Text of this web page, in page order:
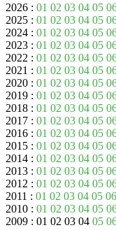
2026 : 01 02 03 04 05
2025 : 01 02 03 04 05
2024 : 01 02 03 04 05
2023 : 01 02 03 04 05
2022 : 01 02 03 04 05
2021 : 01 02 03 04 05
2020 : 01 02 03 04 05
2019 : 01 02 03 04 05
2018 : 01 02 03 04 05
2017 : 01 02 03 04 05
2016 : 01 02 03 04 05
2015 : 01 02 03 04 05
2014 : 01 02 03 04 05
2013 : 01 02 03 04 05
2012 : 01 02 03 04 05
2011 : 01 02 03 04 05 06
2010 : 01 02 03 04 05
2009 : 01 02 03 04 05